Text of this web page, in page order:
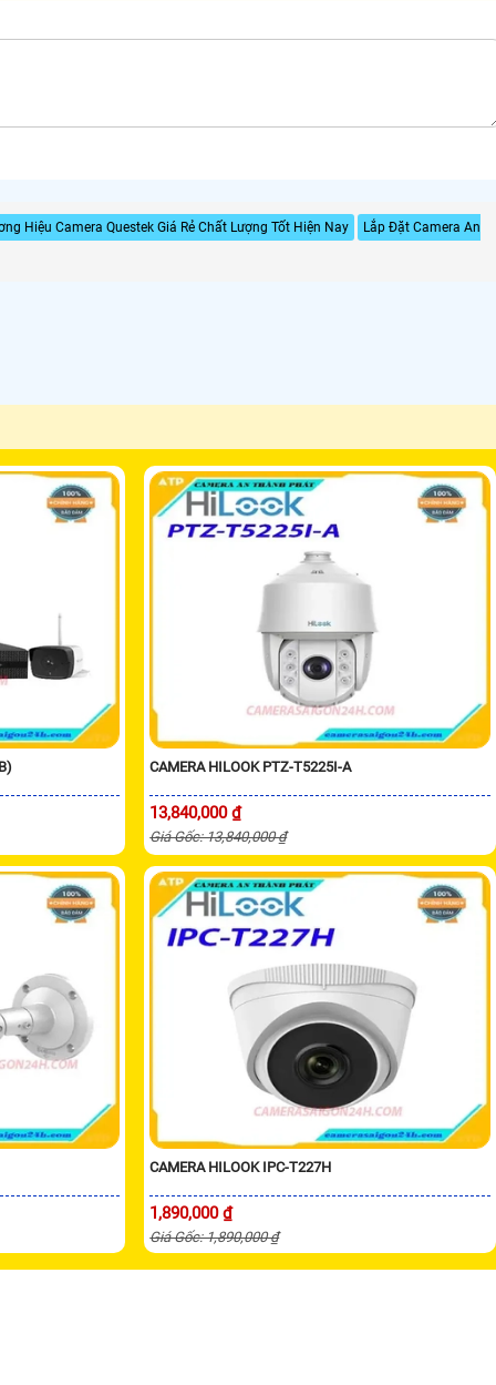
Hiệu Camera Questek Giá Rẻ Chất Lượng Tốt Hiện Nay Lắp Đặt Camera An
CAMERA HILOOK PTZ-T5225I-A
13,840,000 ₫
Giá Gốc: 13,840,000 ₫
CAMERA HILOOK IPC-T227H
1,890,000 ₫
Giá Gốc: 1,890,000 ₫